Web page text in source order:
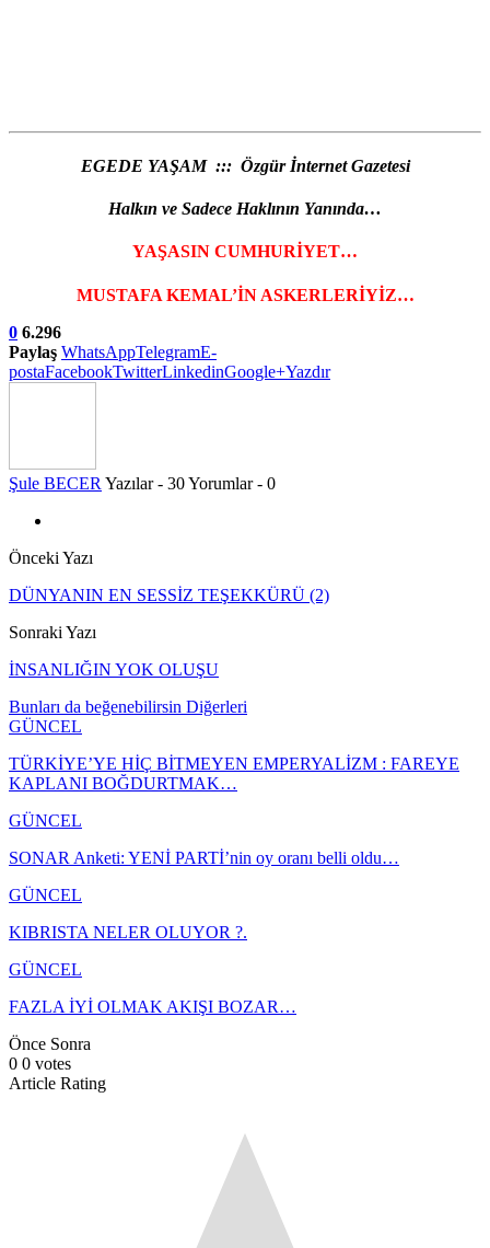
EGEDE YAŞAM ::: Özgür İnternet Gazetesi
Halkın ve Sadece Haklının Yanında…
YAŞASIN CUMHURİYET…
MUSTAFA KEMAL’İN ASKERLERİYİZ…
0 6.296
Paylaş WhatsAppTelegramE-
postaFacebookTwitterLinkedinGoogle+Yazdır
Şule BECER Yazılar - 30Yorumlar - 0
Önceki Yazı
DÜNYANIN EN SESSİZ TEŞEKKÜRÜ (2)
Sonraki Yazı
İNSANLIĞIN YOK OLUŞU
Bunları da beğenebilirsin Diğerleri
GÜNCEL
TÜRKİYE’YE HİÇ BİTMEYEN EMPERYALİZM : FAREYE
KAPLANI BOĞDURTMAK…
GÜNCEL
SONAR Anketi: YENİ PARTİ’nin oy oranı belli oldu…
GÜNCEL
KIBRISTA NELER OLUYOR ?.
GÜNCEL
FAZLA İYİ OLMAK AKIŞI BOZAR…
Önce Sonra
0 0 votes
Article Rating